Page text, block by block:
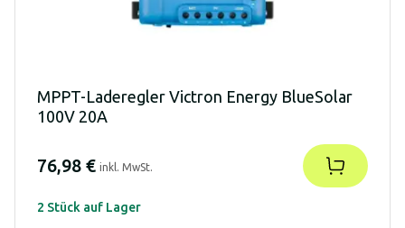
MPPT-Laderegler Victron Energy BlueSolar
100V 20A
76,98 € inkl. MwSt.
2 Stück auf Lager